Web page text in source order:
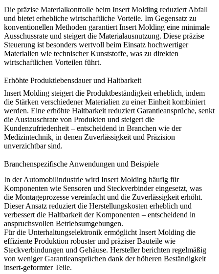
Die präzise Materialkontrolle beim Insert Molding reduziert Abfall
und bietet erhebliche wirtschaftliche Vorteile. Im Gegensatz zu
konventionellen Methoden garantiert Insert Molding eine minimale
Ausschussrate und steigert die Materialausnutzung. Diese präzise
Steuerung ist besonders wertvoll beim Einsatz hochwertiger
Materialien wie technischer Kunststoffe, was zu direkten
wirtschaftlichen Vorteilen führt.
Erhöhte Produktlebensdauer und Haltbarkeit
Insert Molding steigert die Produktbeständigkeit erheblich, indem
die Stärken verschiedener Materialien zu einer Einheit kombiniert
werden. Eine erhöhte Haltbarkeit reduziert Garantieansprüche, senkt
die Austauschrate von Produkten und steigert die
Kundenzufriedenheit – entscheidend in Branchen wie der
Medizintechnik, in denen Zuverlässigkeit und Präzision
unverzichtbar sind.
Branchenspezifische Anwendungen und Beispiele
In der Automobilindustrie wird Insert Molding häufig für
Komponenten wie Sensoren und Steckverbinder eingesetzt, was
die Montageprozesse vereinfacht und die Zuverlässigkeit erhöht.
Dieser Ansatz reduziert die Herstellungskosten erheblich und
verbessert die Haltbarkeit der Komponenten – entscheidend in
anspruchsvollen Betriebsumgebungen.
Für die Unterhaltungselektronik ermöglicht Insert Molding die
effiziente Produktion robuster und präziser Bauteile wie
Steckverbindungen und Gehäuse. Hersteller berichten regelmäßig
von weniger Garantieansprüchen dank der höheren Beständigkeit
insert-geformter Teile.